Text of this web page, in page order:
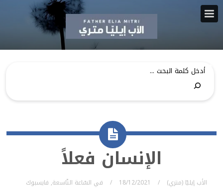
الإنسان فعلاً
الأب إيليّا (متري) 18/12/2021 في السّاعة التّاسعة, فايسبوك